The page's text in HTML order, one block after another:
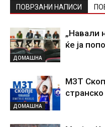
ПОВРЗАНИ НАПИСИ
ДОМАШНА
„Навали
ќе ја
ДОМАШНА
МЗТ